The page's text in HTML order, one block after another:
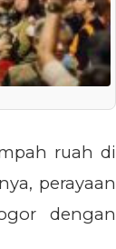
ruah di
perayaan
dengan